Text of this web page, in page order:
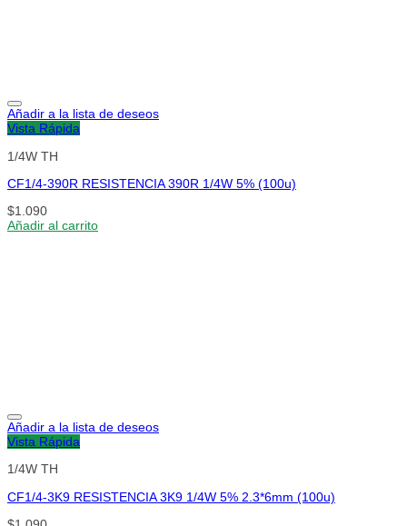
Añadir a la lista de deseos
Vista Rápida
1/4W TH
CF1/4-390R RESISTENCIA 390R 1/4W 5% (100u)
$1.090
Añadir al carrito
Añadir a la lista de deseos
Vista Rápida
1/4W TH
CF1/4-3K9 RESISTENCIA 3K9 1/4W 5% 2.3*6mm (100u)